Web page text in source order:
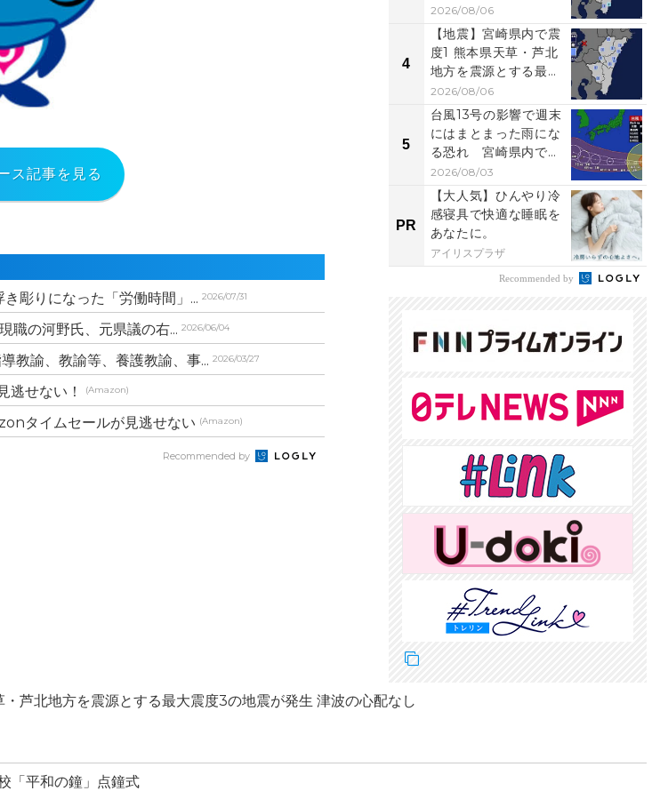
ス記事を見る
彫りになった「労働時間」... 2026/07/31
の河野氏、元県議の右... 2026/06/04
教諭、教諭等、養護教諭、事... 2026/03/27
逃せない！ (Amazon)
タイムセールが見逃せない (Amazon)
Recommended by
震度4の地震が発生...
2026/08/06
4
【地震】宮崎県内で震
度1 熊本県天草・芦北
地方を震源とする最大
震度3の地震が発生...
2026/08/06
5
台風13号の影響で週末
にはまとまった雨にな
る恐れ 宮崎県内でも
十分な注意を
2026/08/03
PR
【大人気】ひんやり冷
感寝具で快適な睡眠を
あなたに。
アイリスプラザ
Recommended by
・芦北地方を震源とする最大震度3の地震が発生 津波の心配なし
「平和の鐘」点鐘式